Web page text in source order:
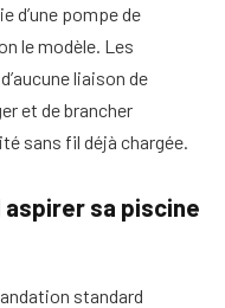
d’une pompe de
le modèle. Les
liaison de
et de brancher
sans fil déjà chargée.
sa piscine
standard